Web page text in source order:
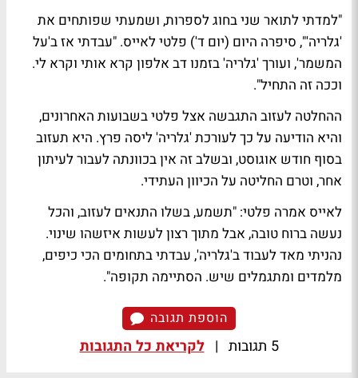
"למדתי לתואר שני בחוג לספרות, ושמעתי שפותחים את
'גלריה'", סיפרה היום (יום ד') פלטי לאייס. "עבדתי אז ב'על
המשמר', ועורך 'גלריה' בזמנו דב אלפון קרא אותי וקרא לי.
וככה זה התחיל".
ההחלטה לעזוב התגבשה אצל פלטי בשבועות האחרונים,
והיא הודיעה על כך לעורכת 'גלריה' ליסה פרץ. היא תעזוב
בסוף חודש אוגוסט, ובשלב זה אין בכוונתה לעבור לעיתון
אחר, וטרם החליטה על הכיוון העתידי.
לאייס אמרה פלטי: "תשמע, בשלו התנאים לעזוב, והכל
נעשה ברוח טובה, אבל מתוך רצון לעשות איזשהו שינוי.
נהניתי מאד לעבוד ב'גלריה', עבדתי בתחומים הכי כיפים,
מלמדים ומתגמלים שיש. הסתיימה תקופה".
הוספת תגובה
5 תגובות | לקריאת כל התגובות